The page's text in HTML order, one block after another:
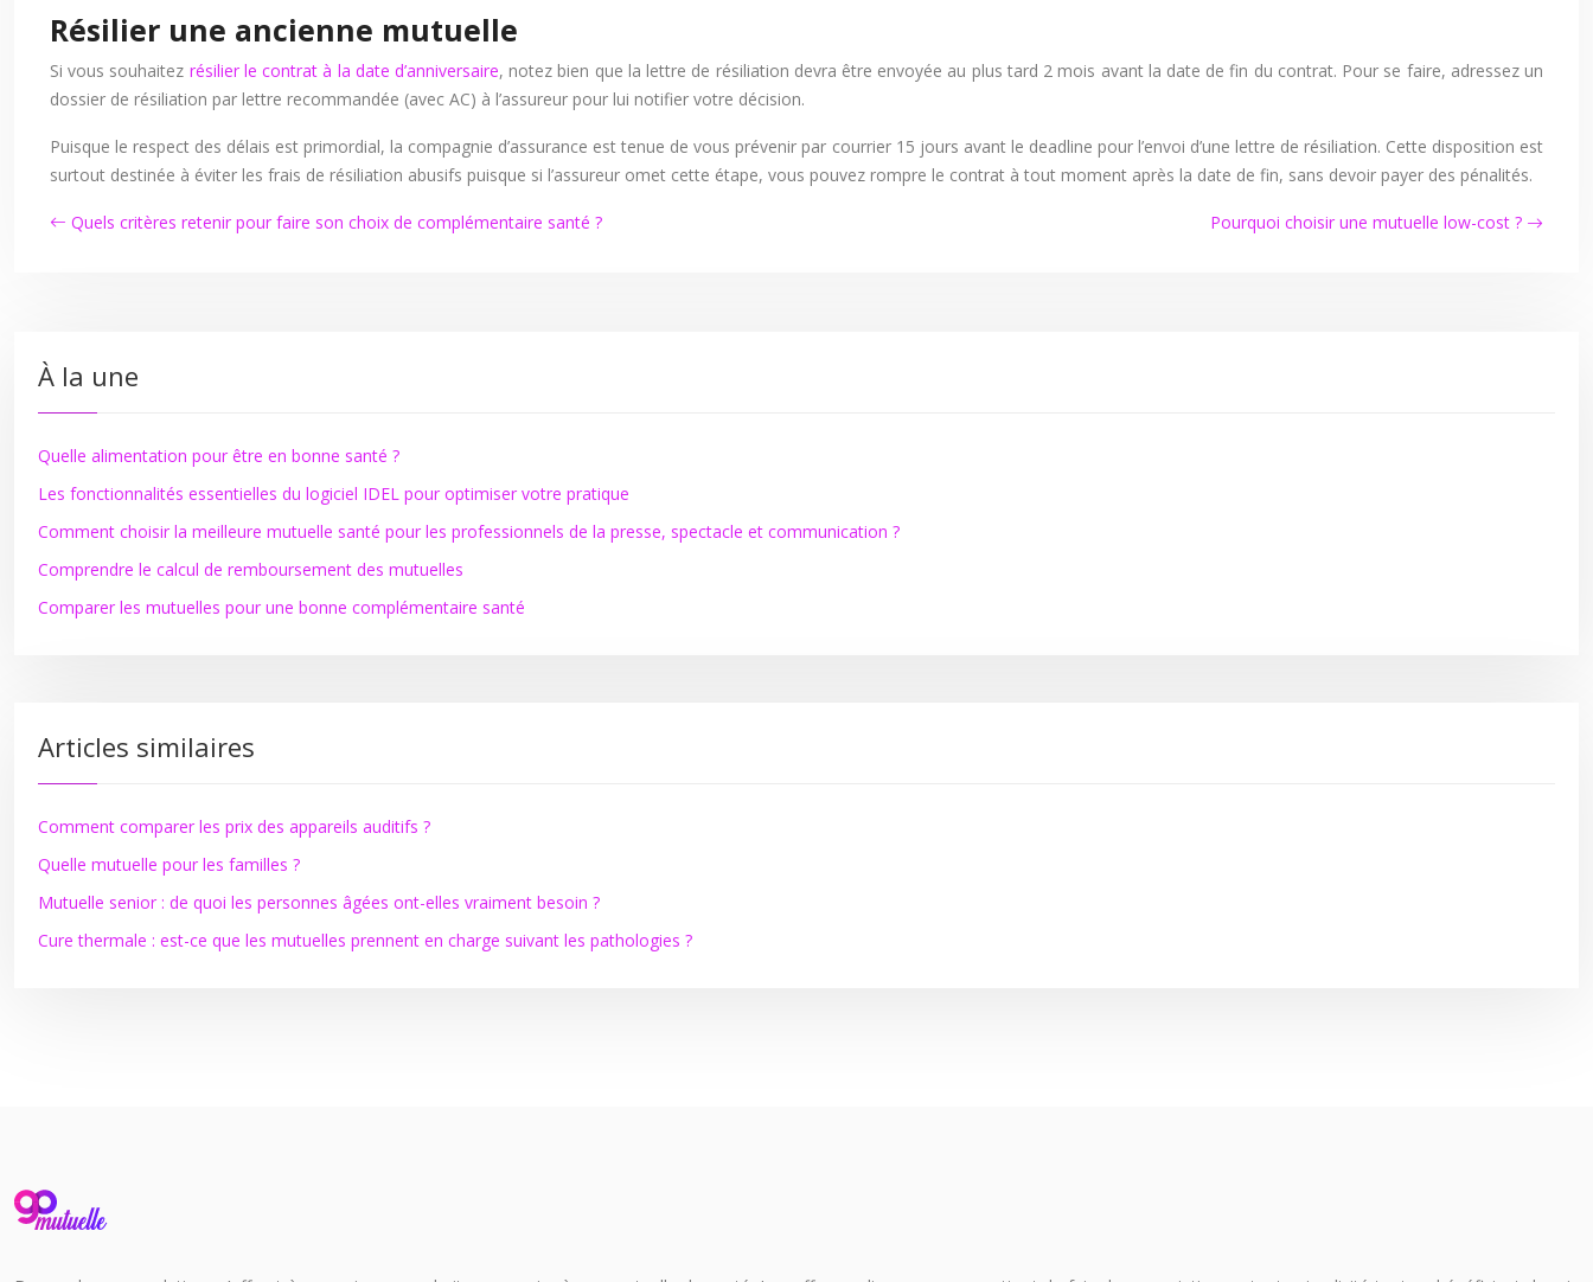
Résilier une ancienne mutuelle
Si vous souhaitez résilier le contrat à la date d’anniversaire, notez bien que la lettre de résiliation devra être envoyée au plus tard 2 mois avant la date de fin du contrat. Pour se faire, adressez un
dossier de résiliation par lettre recommandée (avec AC) à l’assureur pour lui notifier votre décision.
Puisque le respect des délais est primordial, la compagnie d’assurance est tenue de vous prévenir par courrier 15 jours avant le deadline pour l’envoi d’une lettre de résiliation. Cette disposition est
surtout destinée à éviter les frais de résiliation abusifs puisque si l’assureur omet cette étape, vous pouvez rompre le contrat à tout moment après la date de fin, sans devoir payer des pénalités.
Quels critères retenir pour faire son choix de complémentaire santé ? Pourquoi choisir une mutuelle low-cost ?
À la une
Quelle alimentation pour être en bonne santé ?
Les fonctionnalités essentielles du logiciel IDEL pour optimiser votre pratique
Comment choisir la meilleure mutuelle santé pour les professionnels de la presse, spectacle et communication ?
Comprendre le calcul de remboursement des mutuelles
Comparer les mutuelles pour une bonne complémentaire santé
Articles similaires
Comment comparer les prix des appareils auditifs ?
Quelle mutuelle pour les familles ?
Mutuelle senior : de quoi les personnes âgées ont-elles vraiment besoin ?
Cure thermale : est-ce que les mutuelles prennent en charge suivant les pathologies ?